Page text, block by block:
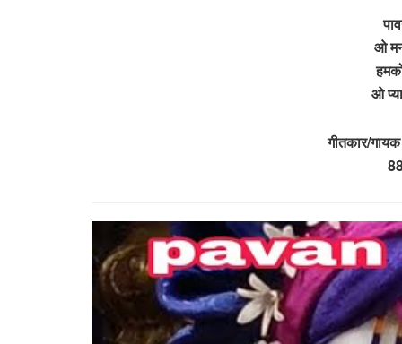
ओ
ओ
गीतकार/